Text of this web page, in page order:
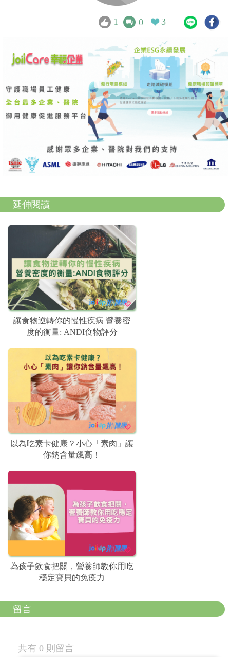
1 0 3
延伸閱讀
讓食物逆轉你的慢性疾病 營養密
度的衡量: ANDI食物評分
以為吃素卡健康？小心「素肉」讓
你鈉含量飆高！
為孩子飲食把關，營養師教你用吃
穩定寶貝的免疫力
留言
共有 0 則留言